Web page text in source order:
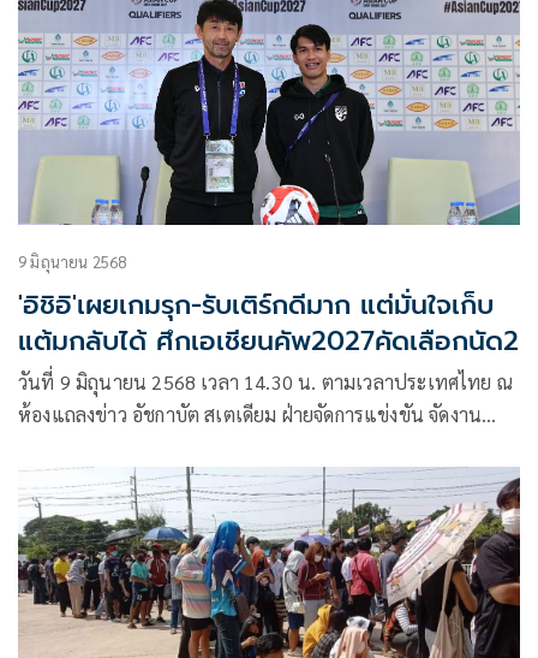
9 มิถุนายน 2568
'อิชิอิ'เผยเกมรุก-รับเติร์กดีมาก แต่มั่นใจเก็บ
แต้มกลับได้ ศึกเอเชียนคัพ2027คัดเลือกนัด2
วันที่ 9 มิถุนายน 2568 เวลา 14.30 น. ตามเวลาประเทศไทย ณ
ห้องแถลงข่าว อัชกาบัต สเตเดียม ฝ่ายจัดการแข่งขัน จัดงาน
แชมป์เอเชีย 2027‘รอบคัดเลือก กลุ่มดี นัดที่สอง ระหว่าง ทีม
ชาติไทย พบกับ ทีมชาติเติร์กเมนิสถาน ในวันที่ 10 มิถุนายน นี้